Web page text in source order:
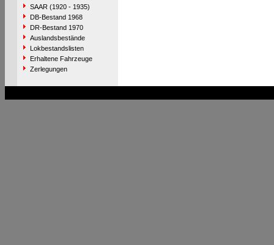
SAAR (1920 - 1935)
DB-Bestand 1968
DR-Bestand 1970
Auslandsbestände
Lokbestandslisten
Erhaltene Fahrzeuge
Zerlegungen